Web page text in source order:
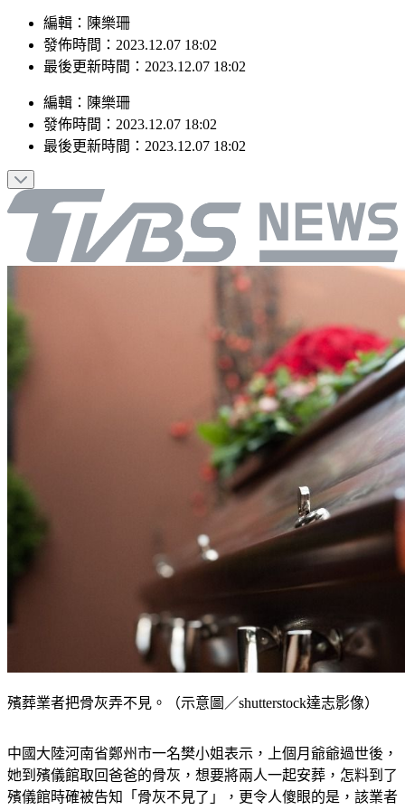
編輯：陳樂珊
發佈時間：2023.12.07 18:02
最後更新時間：2023.12.07 18:02
編輯 ： 陳樂珊
發佈時間： 2023.12.07 18:02
最後更新時間： 2023.12.07 18:02
殯葬業者把骨灰弄不見。（示意圖／shutterstock達志影像）
中國大陸河南省鄭州市一名樊小姐表示，上個月爺爺過世後，
她到殯儀館取回爸爸的骨灰，想要將兩人一起安葬，怎料到了
殯儀館時確被告知「骨灰不見了」，更令人傻眼的是，該業者